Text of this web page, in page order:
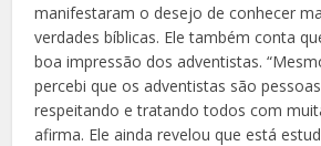
manifestaram o desejo de conhecer
verdades bíblicas. Ele também conta
boa impressão dos adventistas.
percebi que os adventistas são
respeitando e tratando todos com
afirma. Ele ainda revelou que está